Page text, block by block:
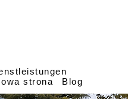
strona Blog